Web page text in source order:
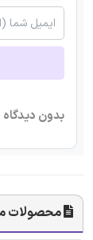
بدون دیدگاه
محصولات